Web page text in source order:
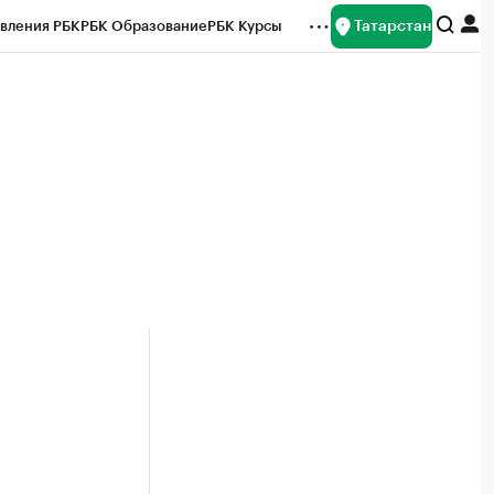
РБКРБК ОбразованиеРБК Курсы Татарстан